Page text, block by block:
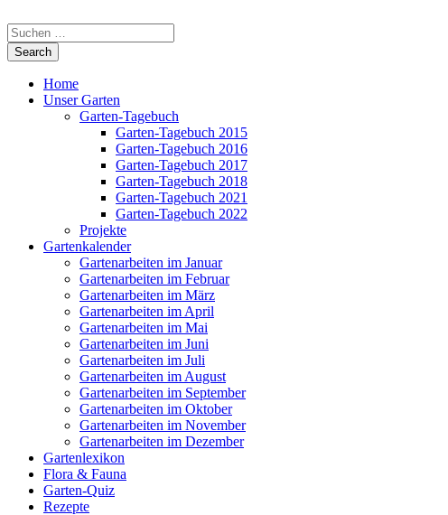
Home
Unser Garten
Garten-Tagebuch
Garten-Tagebuch 2015
Garten-Tagebuch 2016
Garten-Tagebuch 2017
Garten-Tagebuch 2018
Garten-Tagebuch 2021
Garten-Tagebuch 2022
Projekte
Gartenkalender
Gartenarbeiten im Januar
Gartenarbeiten im Februar
Gartenarbeiten im März
Gartenarbeiten im April
Gartenarbeiten im Mai
Gartenarbeiten im Juni
Gartenarbeiten im Juli
Gartenarbeiten im August
Gartenarbeiten im September
Gartenarbeiten im Oktober
Gartenarbeiten im November
Gartenarbeiten im Dezember
Gartenlexikon
Flora & Fauna
Garten-Quiz
Rezepte